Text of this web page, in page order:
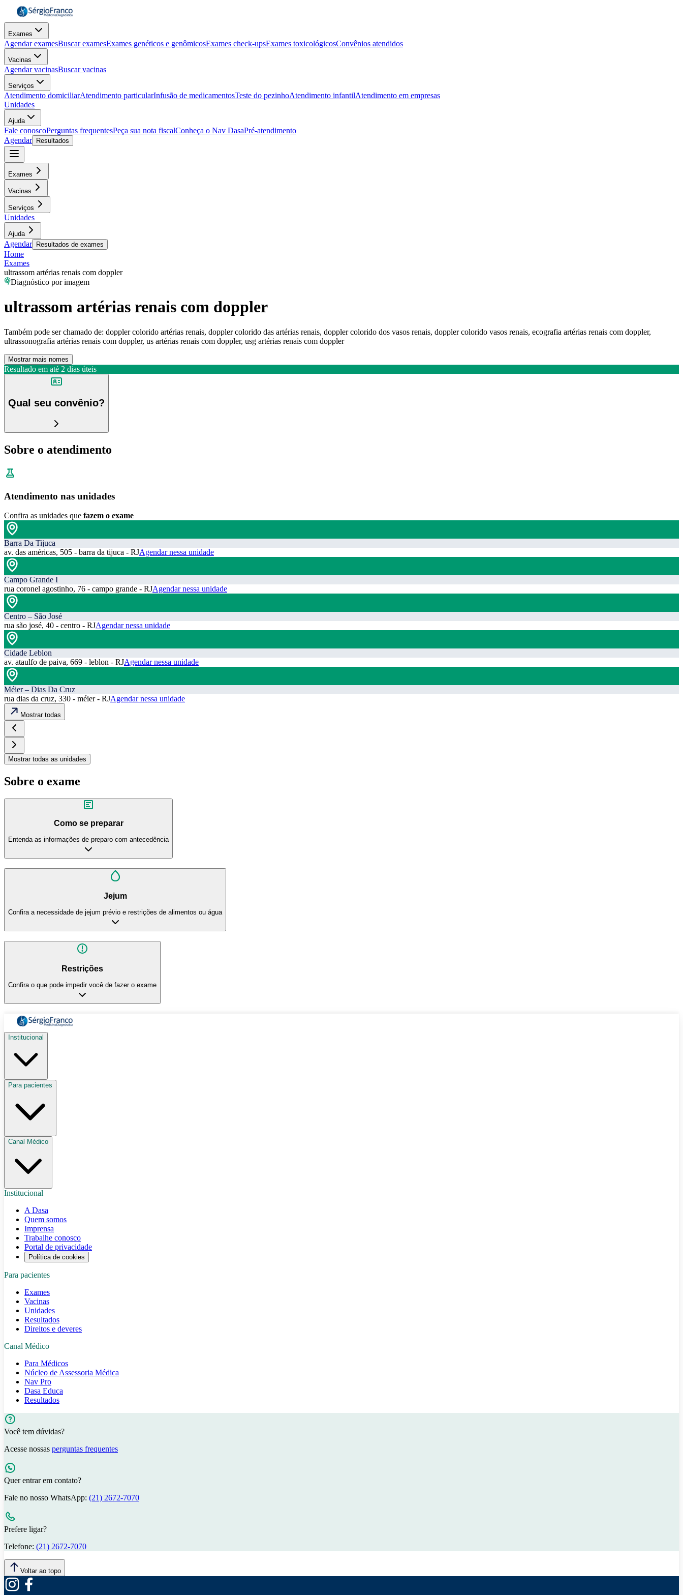
Exames
Agendar examesBuscar examesExames genéticos e genômicosExames check-upsExames toxicológicosConvênios atendidos
Vacinas
Agendar vacinasBuscar vacinas
Serviços
Atendimento domiciliarAtendimento particularInfusão de medicamentosTeste do pezinhoAtendimento infantilAtendimento em empresas
Unidades
Ajuda
Fale conoscoPerguntas frequentesPeça sua nota fiscalConheça o Nav DasaPré-atendimento
Agendar
Resultados
Exames
Vacinas
Serviços
Unidades
Ajuda
Agendar Resultados de exames
Home
Exames
ultrassom artérias renais com doppler
Diagnóstico por imagem
ultrassom artérias renais com doppler
Também pode ser chamado de: doppler colorido artérias renais, doppler colorido das artérias renais, doppler colorido dos vasos renais, doppler colorido vasos renais, ecografia artérias renais com doppler,
ultrassonografia artérias renais com doppler, us artérias renais com doppler, usg artérias renais com doppler
Mostrar mais nomes
Resultado em até 2 dias úteis
Qual seu convênio?
Sobre o atendimento
Atendimento nas unidades
Confira as unidades que fazem o exame
Barra Da Tijuca
av. das américas, 505 - barra da tijuca - RJAgendar nessa unidade
Campo Grande I
rua coronel agostinho, 76 - campo grande - RJAgendar nessa unidade
Centro – São José
rua são josé, 40 - centro - RJAgendar nessa unidade
Cidade Leblon
av. ataulfo de paiva, 669 - leblon - RJAgendar nessa unidade
Méier – Dias Da Cruz
rua dias da cruz, 330 - méier - RJAgendar nessa unidade
Mostrar todas
Mostrar todas as unidades
Sobre o exame
Como se preparar
Entenda as informações de preparo com antecedência
Jejum
Confira a necessidade de jejum prévio e restrições de alimentos ou água
Restrições
Confira o que pode impedir você de fazer o exame
Institucional
Para pacientes
Canal Médico
Institucional
A Dasa
Quem somos
Imprensa
Trabalhe conosco
Portal de privacidade
Política de cookies
Para pacientes
Exames
Vacinas
Unidades
Resultados
Direitos e deveres
Canal Médico
Para Médicos
Núcleo de Assessoria Médica
Nav Pro
Dasa Educa
Resultados
Você tem dúvidas?
Acesse nossas perguntas frequentes
Quer entrar em contato?
Fale no nosso WhatsApp: (21) 2672-7070
Prefere ligar?
Telefone: (21) 2672-7070
Voltar ao topo